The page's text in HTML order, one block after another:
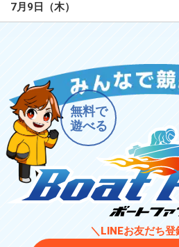
7月9日（木）
無料で
遊べる
＼LINEお友だち登